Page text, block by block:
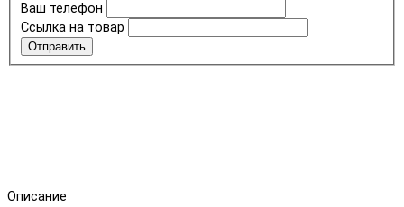
Ваш телефон
Ссылка на товар
Отправить
Описание